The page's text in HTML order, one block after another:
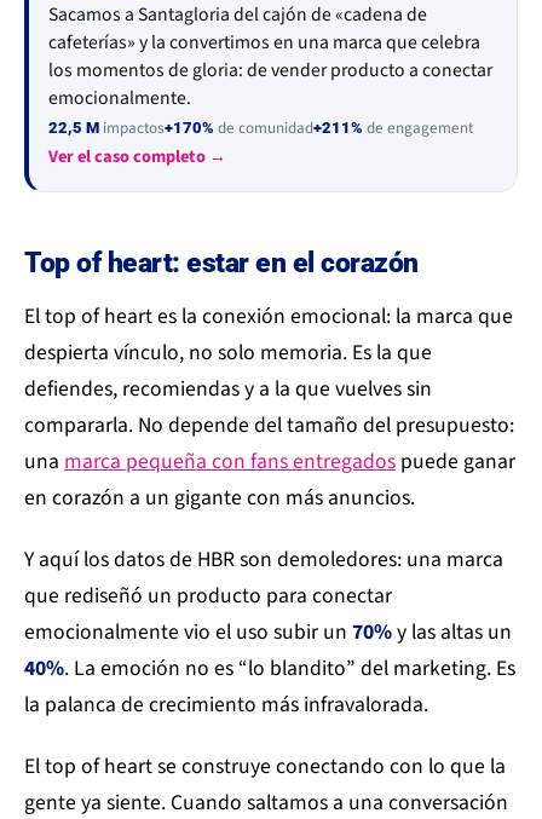
Sacamos a Santagloria del cajón de «cadena de
cafeterías» y la convertimos en una marca que celebra
los momentos de gloria: de vender producto a conectar
emocionalmente.
22,5 M impactos+170% de comunidad+211% de engagement
Ver el caso completo →
Top of heart: estar en el corazón
El top of heart es la conexión emocional: la marca que
despierta vínculo, no solo memoria. Es la que
defiendes, recomiendas y a la que vuelves sin
compararla. No depende del tamaño del presupuesto:
una marca pequeña con fans entregados puede ganar
en corazón a un gigante con más anuncios.
Y aquí los datos de HBR son demoledores: una marca
que rediseñó un producto para conectar
emocionalmente vio el uso subir un 70%y las altas un
40%. La emoción no es “lo blandito” del marketing. Es
la palanca de crecimiento más infravalorada.
El top of heart se construye conectando con lo que la
gente ya siente. Cuando saltamos a una conversación